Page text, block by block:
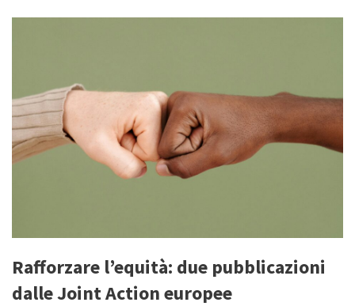
Rafforzare l’equità: due pubblicazioni
dalle Joint Action europee